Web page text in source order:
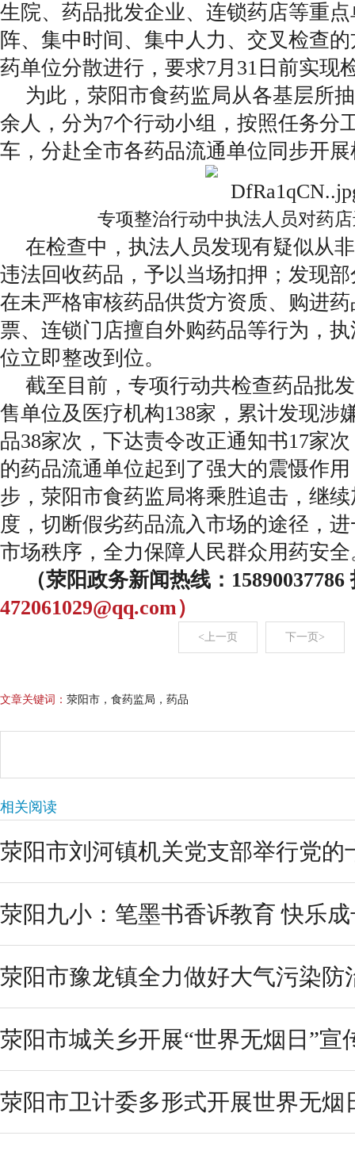
生院、药品批发企业、连锁药店等重
阵、集中时间、集中人力、交叉检查
药单位分散进行，要求7月31日前实现
为此，荥阳市食药监局从各基层所
余人，分为7个行动小组，按照任务分
车，分赴全市各药品流通单位同步开
专项整治行动中执法人员对药
在检查中，执法人员发现有疑似从
违法回收药品，予以当场扣押；发现
在未严格审核药品供货方资质、购进
票、连锁门店擅自外购药品等行为，
位立即整改到位。
截至目前，专项行动共检查药品批
售单位及医疗机构138家，累计发现涉
品38家次，下达责令改正通知书17家
的药品流通单位起到了强大的震慑作
步，荥阳市食药监局将乘胜追击，继
度，切断假劣药品流入市场的途径，
市场秩序，全力保障人民群众用药安全
（荥阳政务新闻热线：
472061029@qq.com）
<上一页 下一页>
文章关键词： 荥阳市，食药监局，药品
相关阅读
荥阳市刘河镇机关党支部举行党的
荥阳九小：笔墨书香诉教育 快乐成
荥阳市豫龙镇全力做好大气污染防
荥阳市城关乡开展“世界无烟日”宣
荥阳市卫计委多形式开展世界无烟